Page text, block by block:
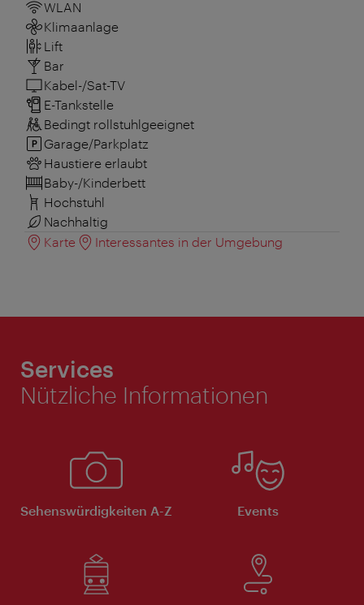
WLAN
Klimaanlage
Lift
Bar
Kabel-/Sat-TV
E-Tankstelle
Bedingt rollstuhlgeeignet
Garage/Parkplatz
Haustiere erlaubt
Baby-/Kinderbett
Hochstuhl
Nachhaltig
Karte
Interessantes in der Umgebung
Services
Nützliche Informationen
Sehenswürdigkeiten A-Z Events